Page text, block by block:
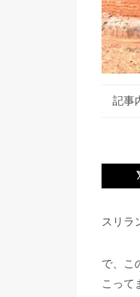
記事
スリラ
で、こ
こって